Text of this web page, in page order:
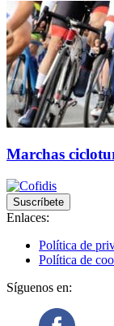
Marchas
Suscríbete
Enlaces:
Política de
Política de
Síguenos en: